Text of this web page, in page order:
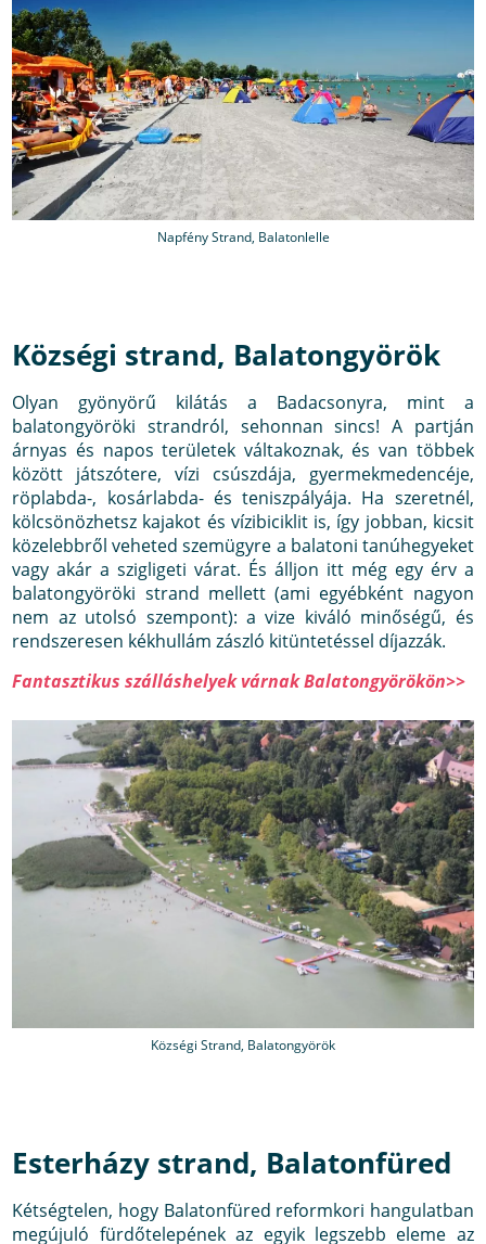
Napfény Strand, Balatonlelle
Községi strand, Balatongyörök
Olyan gyönyörű kilátás a Badacsonyra, mint a
balatongyöröki strandról, sehonnan sincs! A partján
árnyas és napos területek váltakoznak, és van többek
között játszótere, vízi csúszdája, gyermekmedencéje,
röplabda-, kosárlabda- és teniszpályája. Ha szeretnél,
kölcsönözhetsz kajakot és vízibiciklit is, így jobban, kicsit
közelebbről veheted szemügyre a balatoni tanúhegyeket
vagy akár a szigligeti várat. És álljon itt még egy érv a
balatongyöröki strand mellett (ami egyébként nagyon
nem az utolsó szempont): a vize kiváló minőségű, és
rendszeresen kékhullám zászló kitüntetéssel díjazzák.
Fantasztikus szálláshelyek várnak Balatongyörökön>>
Községi Strand, Balatongyörök
Esterházy strand, Balatonfüred
Kétségtelen, hogy Balatonfüred reformkori hangulatban
megújuló fürdőtelepének az egyik legszebb eleme az